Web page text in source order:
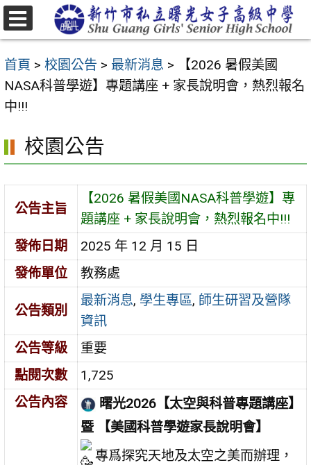
跳
至
要
內
容
首頁 > 校園公告 > 最新消息 >
【2026 暑假美國
NASA科普學遊】專題講座 + 家長說明會，熱烈報名
中!!!
校園公告
公告主旨
【2026 暑假美國NASA科普學遊】專
題講座 + 家長說明會，熱烈報名中!!!
發佈日期
2025 年 12 月 15 日
發佈單位
教務處
公告類別
最新消息, 學生專區, 師生研習及營隊
資訊
公告等級
重要
點閱次數
1,725
公告內容
曙光2026【太空與科普專題講座】
暨 【美國科普學遊家長說明會】
專爲探究天地及太空之美而辦理，
選
單